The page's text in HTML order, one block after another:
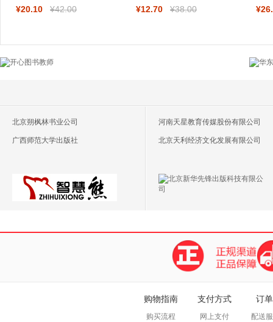
¥20.10 ¥42.00 ¥12.70 ¥38.00 ¥26
北京朔枫林书业公司
广西师范大学出版社
河南天星教育传媒股份有限公司
北京天利经济文化发展有限公司
购物指南
购买流程
支付方式
网上支付
订
配送